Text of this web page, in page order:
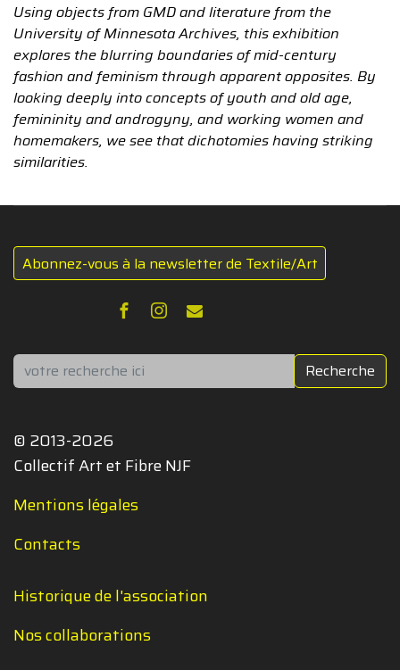
Using objects from GMD and literature from the
University of Minnesota Archives, this exhibition
explores the blurring boundaries of mid-century
fashion and feminism through apparent opposites. By
looking deeply into concepts of youth and old age,
femininity and androgyny, and working women and
homemakers, we see that dichotomies having striking
similarities.
Abonnez-vous à la newsletter de Textile/Art
Rechercher Recherche
© 2013-2026
Collectif Art et Fibre NJF
Mentions légales
Contacts
Historique de l'association
Nos collaborations